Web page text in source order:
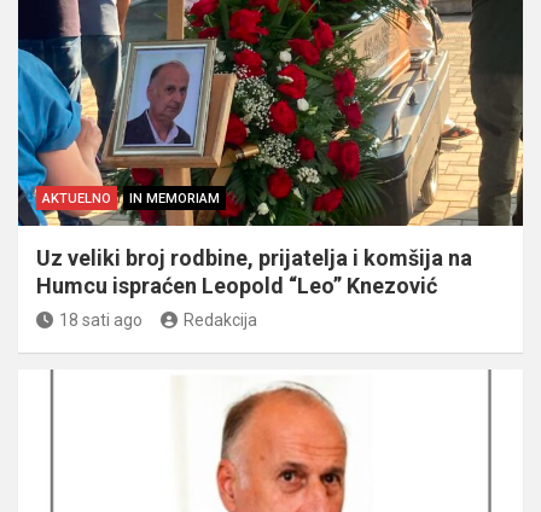
AKTUELNO IN MEMORIAM
Uz veliki broj rodbine, prijatelja i komšija na
Humcu ispraćen Leopold “Leo” Knezović
18 sati ago Redakcija